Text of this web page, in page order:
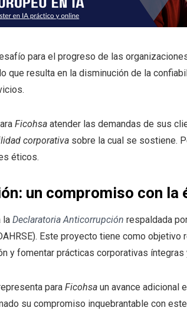
para el progreso de las
lo que resulta en la disminución de la
Ficohsaatender las demandas de sus
corporativa sobre la cual se sostiene.
éticos.
un compromiso con la
laDeclaratoria Anticorrupción respaldada
Este proyecto tiene como
y fomentar prácticas corporativas íntegras
paraFicohsa un avance adicional
su compromiso inquebrantable con